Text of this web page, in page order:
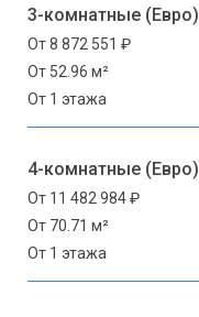
3-комнатные (Евро)
От 8 872 551 ₽
От 52.96 м²
От 1 этажа
4-комнатные (Евро)
От 11 482 984 ₽
От 70.71 м²
От 1 этажа